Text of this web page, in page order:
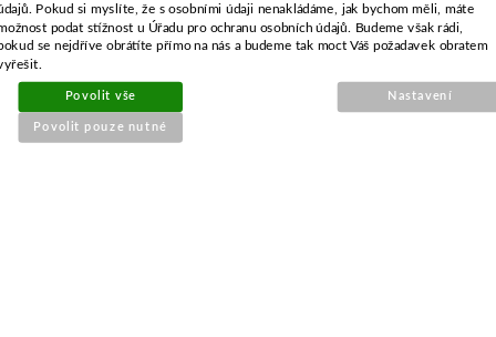
DCS540
SOUVISEJÍCÍ PRODUKTY
Pokud si myslíte, že s osobními údaji nenakládáme, jak bychom měli, máte
podat stížnost u Úřadu pro ochranu osobních údajů. Budeme však rádi,
se nejdříve obrátíte přímo na nás a budeme tak moct Váš požadavek obratem
Povolit vše
Povolit pouze nutné
Nastavení